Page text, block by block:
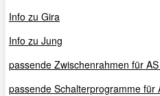
Info zu Gira
Info zu Jung
passende Zwischenrahmen für
passende Schalterprogramme für